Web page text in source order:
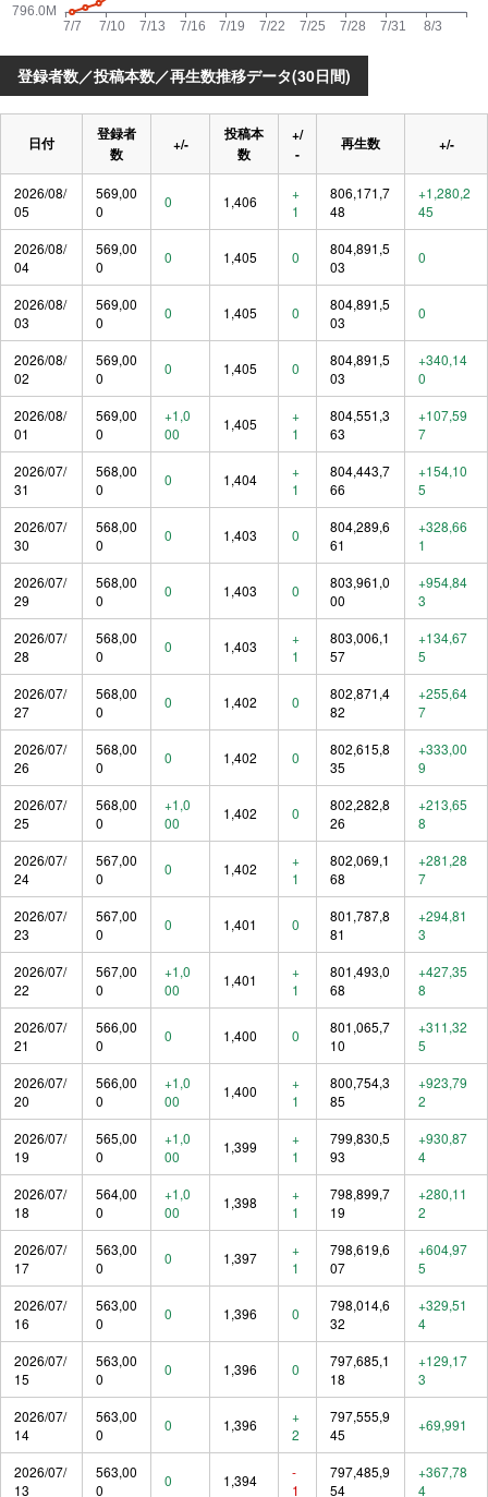
登録者数／投稿本数／再生数推移データ(30日間)
日付
登録者
数
+/-
投稿本
数
+/
-
再生数 +/-
2026/08/
05
569,00
0
0 1,406
+
1
806,171,7
48
+1,280,2
45
2026/08/
04
569,00
0
0 1,405 0
804,891,5
03
0
2026/08/
03
569,00
0
0 1,405 0
804,891,5
03
0
2026/08/
02
569,00
0
0 1,405 0
804,891,5
03
+340,14
0
2026/08/
01
569,00
0
+1,0
00
1,405
+
1
804,551,3
63
+107,59
7
2026/07/
31
568,00
0
0 1,404
+
1
804,443,7
66
+154,10
5
2026/07/
30
568,00
0
0 1,403 0
804,289,6
61
+328,66
1
2026/07/
29
568,00
0
0 1,403 0
803,961,0
00
+954,84
3
2026/07/
28
568,00
0
0 1,403
+
1
803,006,1
57
+134,67
5
2026/07/
27
568,00
0
0 1,402 0
802,871,4
82
+255,64
7
2026/07/
26
568,00
0
0 1,402 0
802,615,8
35
+333,00
9
2026/07/
25
568,00
0
+1,0
00
1,402 0
802,282,8
26
+213,65
8
2026/07/
24
567,00
0
0 1,402
+
1
802,069,1
68
+281,28
7
2026/07/
23
567,00
0
0 1,401 0
801,787,8
81
+294,81
3
2026/07/
22
567,00
0
+1,0
00
1,401
+
1
801,493,0
68
+427,35
8
2026/07/
21
566,00
0
0 1,400 0
801,065,7
10
+311,32
5
2026/07/
20
566,00
0
+1,0
00
1,400
+
1
800,754,3
85
+923,79
2
2026/07/
19
565,00
0
+1,0
00
1,399
+
1
799,830,5
93
+930,87
4
2026/07/
18
564,00
0
+1,0
00
1,398
+
1
798,899,7
19
+280,11
2
2026/07/
17
563,00
0
0 1,397
+
1
798,619,6
07
+604,97
5
2026/07/
16
563,00
0
0 1,396 0
798,014,6
32
+329,51
4
2026/07/
15
563,00
0
0 1,396 0
797,685,1
18
+129,17
3
2026/07/
14
563,00
0
0 1,396
+
2
797,555,9
45
+69,991
2026/07/
13
563,00
0
0 1,394
-
1
797,485,9
54
+367,78
4